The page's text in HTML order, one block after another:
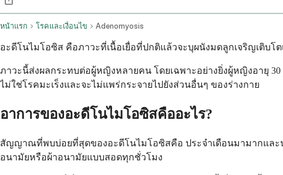
หน้าแรก โรคและเงื่อนไข Adenomyosis
อะดีโนไมโอซิส คือภาวะที่เนื้อเยื่อที่ปกติแล้วจะบุผนังมดลูกเจริญเติบ
ภาวะนี้ส่งผลกระทบต่อผู้หญิงหลายคน โดยเฉพาะอย่างยิ่งผู้หญิงอายุ
ไม่ใช่โรคมะเร็งและจะไม่แพร่กระจายไปยังส่วนอื่นๆ ของร่างกาย
อาการของอะดีโนไมโอซิสคืออะไร?
สัญญาณที่พบบ่อยที่สุดของอะดีโนไมโอซิสคือ ประจำเดือนมามากและ
อนามัยหรือผ้าอนามัยแบบสอดทุกชั่วโมง